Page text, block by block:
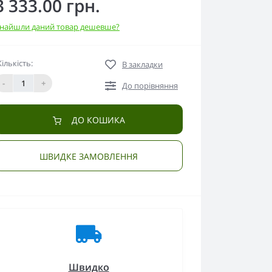
333.00 грн.
даний товар дешевше?
-
+
В закладки
До порівняння
ДО КОШИКА
ШВИДКЕ ЗАМОВЛЕННЯ
Швидко